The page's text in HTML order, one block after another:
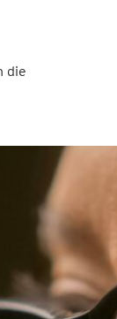
die